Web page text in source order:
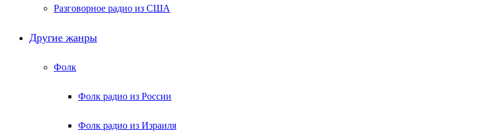
Разговорное радио из США
Другие жанры
Фолк
Фолк радио из России
Фолк радио из Израиля